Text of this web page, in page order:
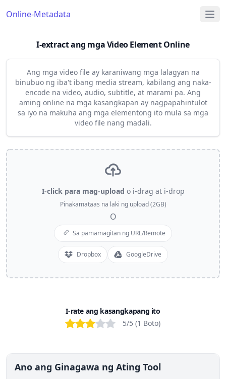
Online-Metadata
I-extract ang mga Video Element Online
Ang mga video file ay karaniwang mga lalagyan na
binubuo ng iba't ibang media stream, kabilang ang naka-
encode na video, audio, subtitle, at marami pa. Ang
aming online na mga kasangkapan ay nagpapahintulot
sa iyo na makuha ang mga elementong ito mula sa mga
video file nang madali.
I-click para mag-upload o i-drag at i-drop
Pinakamataas na laki ng upload (2GB)
O
Sa pamamagitan ng URL/Remote
Dropbox GoogleDrive
I-rate ang kasangkapang ito
BadPoorOKGoodExcellent
5/5 (1 Boto)
Ano ang Ginagawa ng Ating Tool